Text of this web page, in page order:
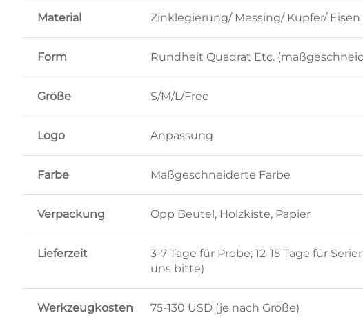
Material Zinklegierung/ Messing/ Kupfer/ Eisen
Form Rundheit Quadrat Etc.
Größe S/M/L/Free
Logo Anpassung
Farbe Maßgeschneiderte Farbe
Verpackung Opp Beutel, Holzkiste, Papier
Lieferzeit
3-7 Tage für Probe; 12-15 Tage für
uns bitte)
Werkzeugkosten 75-130 USD (je nach Größe)